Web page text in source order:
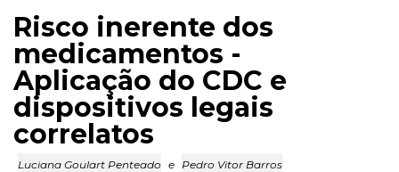
Risco inerente dos
medicamentos -
Aplicação do CDC e
dispositivos legais
correlatos
Luciana Goulart Penteado e Pedro Vitor Barros